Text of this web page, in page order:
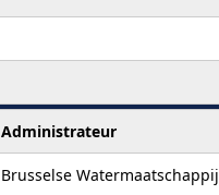
Administrateur
Brusselse Watermaatschappij